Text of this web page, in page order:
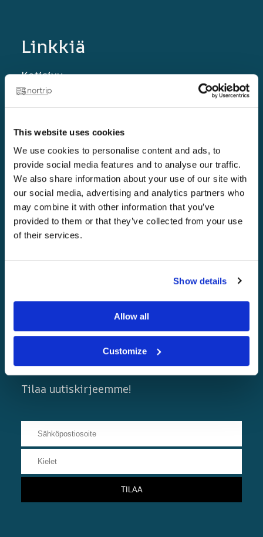
This website uses cookies
We use cookies to personalise content and ads, to
provide social media features and to analyse our traffic.
We also share information about your use of our site with
our social media, advertising and analytics partners who
may combine it with other information that you’ve
provided to them or that they’ve collected from your use
of their services.
Show details
Allow all
Customize
Linkkiä
Kotisivu
Kultaiset säännöt
Blogi
Ryhdy Nortrip-isännäksi!
Yhteistyökumppanit
Tuki
Uutiskirjeet
Tilaa uutiskirjeemme!